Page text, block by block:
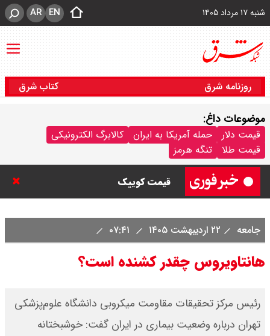
شنبه ۱۷ مرداد ۱۴۰۵ EN
AR
روزنامه شرق کتاب شرق
موضوعات داغ:
قیمت دلار حمله آمریکا به ایران
کالابرگ الکترونیکی
قیمت طلا
تنگه هرمز
قیمت خودرو امروز شنبه ۱۷ مرداد
قیمت کوییک
جامعه ۲۲ اردیبهشت ۱۴۰۵
هانتاویروس چقدر کشنده است؟
رئیس مرکز تحقیقات مقاومت میکروبی دانشگاه علوم‌پزشکی
تهران درباره وضعیت بیماری در ایران گفت: خوشبختانه